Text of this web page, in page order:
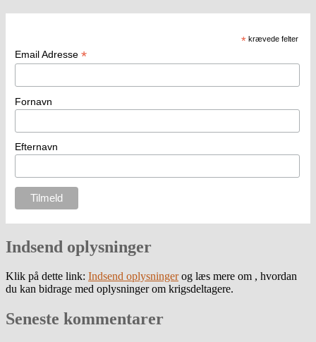
* krævede felter
Email Adresse *
Fornavn
Efternavn
Indsend oplysninger
Klik på dette link: Indsend oplysningerog læs mere om , hvordan
du kan bidrage med oplysninger om krigsdeltagere.
Seneste kommentarer